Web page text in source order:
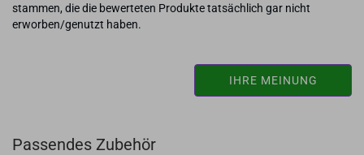
stammen, die die bewerteten Produkte tatsächlich gar nicht
erworben/genutzt haben.
IHRE MEINUNG
Passendes Zubehör